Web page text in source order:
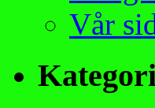
Vår